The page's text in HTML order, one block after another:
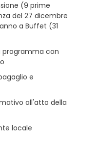
(9 prime
del 27 dicembre
a Buffet (31
programma con
e
all'atto della
locale